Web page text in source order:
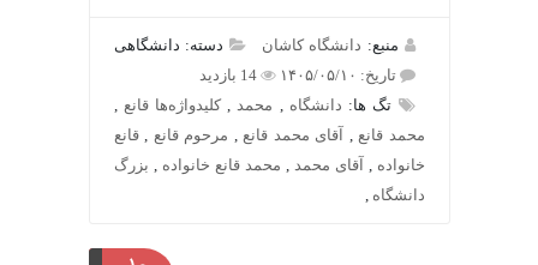
منبع:دانشگاه کاشان
دسته: دانشگاهی
تاریخ: ۱۴۰۵/۰۵/۱۰
14 بازدید
تگ ها:دانشگاه,محمد ,کلیدواژه‌ها قانع,
محمد قانع,آقای محمد قانع,مرحوم قانع,قانع
,آقای محمد,محمد قانع خانواده ,بزرگ
دانشگاه,